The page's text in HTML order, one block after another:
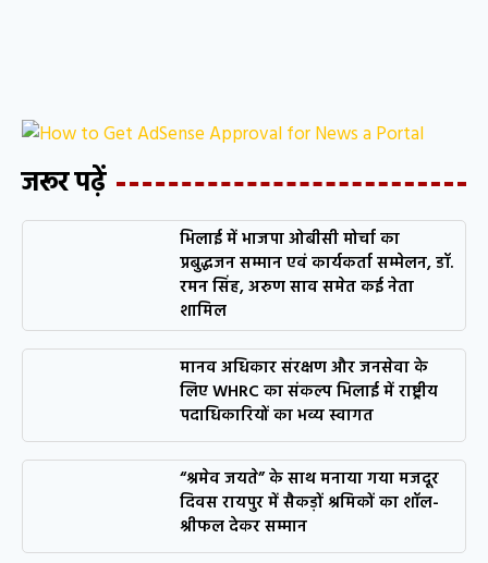
जरूर पढ़ें
भिलाई में भाजपा ओबीसी मोर्चा का
प्रबुद्धजन सम्मान एवं कार्यकर्ता सम्मेलन, डॉ.
रमन सिंह, अरुण साव समेत कई नेता
शामिल
मानव अधिकार संरक्षण और जनसेवा के
लिए WHRC का संकल्प भिलाई में राष्ट्रीय
पदाधिकारियों का भव्य स्वागत
“श्रमेव जयते” के साथ मनाया गया मजदूर
दिवस रायपुर में सैकड़ों श्रमिकों का शॉल-
श्रीफल देकर सम्मान